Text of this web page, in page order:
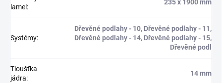
lamel :
235 x 1900 mm
Systémy:
Dřevěné podlahy - 10, Dřevěné podlahy - 11,
Dřevěné podlahy - 14, Dřevěné podlahy - 15,
Dřevěné podl
Tloušťka
jádra:
14 mm